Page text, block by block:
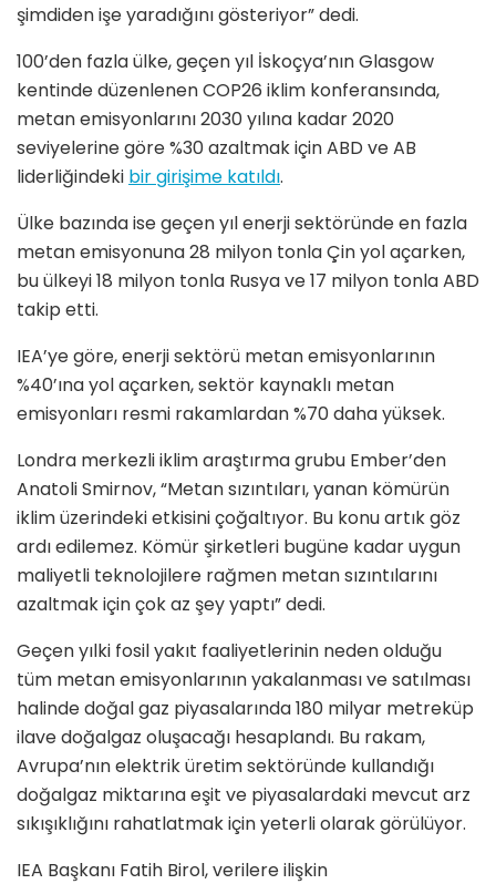
şimdiden işe yaradığını gösteriyor” dedi.
100’den fazla ülke, geçen yıl İskoçya’nın Glasgow
kentinde düzenlenen COP26 iklim konferansında,
metan emisyonlarını 2030 yılına kadar 2020
seviyelerine göre %30 azaltmak için ABD ve AB
liderliğindeki bir girişime katıldı.
Ülke bazında ise geçen yıl enerji sektöründe en fazla
metan emisyonuna 28 milyon tonla Çin yol açarken,
bu ülkeyi 18 milyon tonla Rusya ve 17 milyon tonla ABD
takip etti.
IEA’ye göre, enerji sektörü metan emisyonlarının
%40’ına yol açarken, sektör kaynaklı metan
emisyonları resmi rakamlardan %70 daha yüksek.
Londra merkezli iklim araştırma grubu Ember’den
Anatoli Smirnov, “Metan sızıntıları, yanan kömürün
iklim üzerindeki etkisini çoğaltıyor. Bu konu artık göz
ardı edilemez. Kömür şirketleri bugüne kadar uygun
maliyetli teknolojilere rağmen metan sızıntılarını
azaltmak için çok az şey yaptı” dedi.
Geçen yılki fosil yakıt faaliyetlerinin neden olduğu
tüm metan emisyonlarının yakalanması ve satılması
halinde doğal gaz piyasalarında 180 milyar metreküp
ilave doğalgaz oluşacağı hesaplandı. Bu rakam,
Avrupa’nın elektrik üretim sektöründe kullandığı
doğalgaz miktarına eşit ve piyasalardaki mevcut arz
sıkışıklığını rahatlatmak için yeterli olarak görülüyor.
IEA Başkanı Fatih Birol, verilere ilişkin